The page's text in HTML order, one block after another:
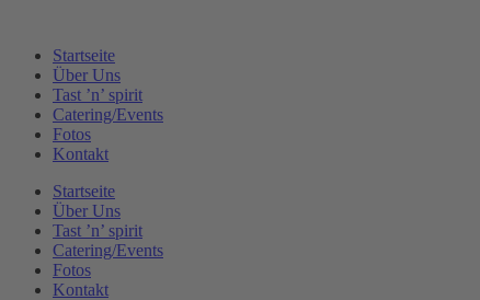
springenStartseite
Über Uns
Tast ’n’ spirit
Catering/Events
Fotos
Kontakt
Startseite
Über Uns
Tast ’n’ spirit
Catering/Events
Fotos
Kontakt